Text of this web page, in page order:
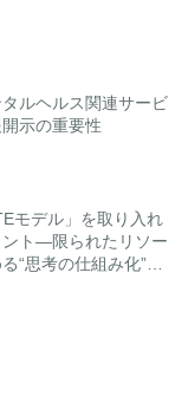
ルヘルス関連サービ
示の重要性
モデル」を取り入れ
ント―限られたリソー
“思考の仕組み化”と